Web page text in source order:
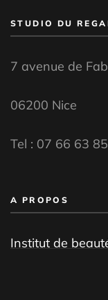
STUDIO DU
7 avenue de
06200 Nice
Tel : 07 66 63
A PROPOS
Institut de